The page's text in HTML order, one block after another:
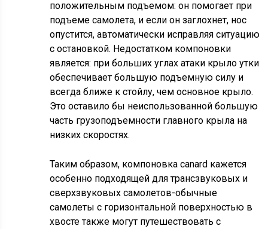
положительным подъемом: он помогает при
подъеме самолета, и если он заглохнет, нос
опустится, автоматически исправляя ситуацию
с остановкой. Недостатком компоновки
является: при больших углах атаки крыло утки
обеспечивает большую подъемную силу и
всегда ближе к стойлу, чем основное крыло.
Это оставило бы неиспользованной большую
часть грузоподъемности главного крыла на
низких скоростях.
Таким образом, компоновка canard кажется
особенно подходящей для трансзвуковых и
сверхзвуковых самолетов-обычные
самолеты с горизонтальной поверхностью в
хвосте также могут путешествовать с